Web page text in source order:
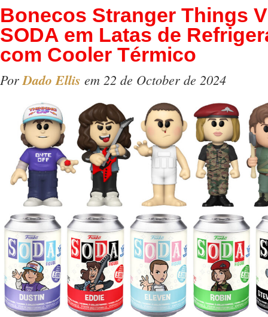
Bonecos Stranger Things
SODA em Latas de
com Cooler Térmico
PorDado Ellis em 22 de October de 2024